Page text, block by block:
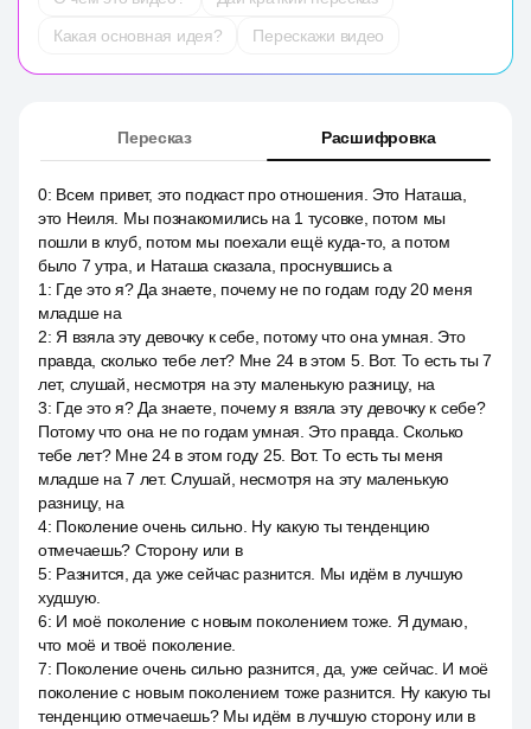
Какая основная идея?
Перескажи видео
Пересказ Расшифровка
0: Всем привет, это подкаст про отношения. Это Наташа,
это Неиля. Мы познакомились на 1 тусовке, потом мы
пошли в клуб, потом мы поехали ещё куда-то, а потом
было 7 утра, и Наташа сказала, проснувшись а
1 : Где это я? Да знаете, почему не по годам году 20 меня
младше на
2: Я взяла эту девочку к себе, потому что она умная. Это
правда, сколько тебе лет? Мне 24 в этом 5. Вот. То есть ты 7
лет, слушай, несмотря на эту маленькую разницу, на
3: Где это я? Да знаете, почему я взяла эту девочку к себе?
Потому что она не по годам умная. Это правда. Сколько
тебе лет? Мне 24 в этом году 25. Вот. То есть ты меня
младше на 7 лет. Слушай, несмотря на эту маленькую
разницу, на
4: Поколение очень сильно. Ну какую ты тенденцию
отмечаешь? Сторону или в
5: Разнится, да уже сейчас разнится. Мы идём в лучшую
худшую.
6: И моё поколение с новым поколением тоже. Я думаю,
что моё и твоё поколение.
7: Поколение очень сильно разнится, да, уже сейчас. И моё
поколение с новым поколением тоже разнится. Ну какую ты
тенденцию отмечаешь? Мы идём в лучшую сторону или в